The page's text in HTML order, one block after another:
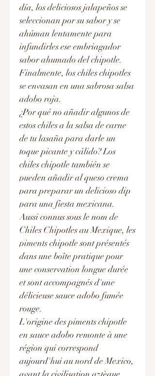
día, los deliciosos jalapeños se
seleccionan por su sabor y se
ahúman lentamente para
infundirles ese embriagador
sabor ahumado del chipotle.
Finalmente, los chiles chipotles
se envasan en una sabrosa salsa
adobo roja.
¿Por qué no añadir algunos de
estos chiles a la salsa de carne
de tu lasaña para darle un
toque picante y cálido? Los
chiles chipotle también se
pueden añadir al queso crema
para preparar un delicioso dip
para una fiesta mexicana.
Aussi connus sous le nom de
Chiles Chipotles au Mexique, les
piments chipotle sont présentés
dans une boîte pratique pour
une conservation longue durée
et sont accompagnés d'une
délicieuse sauce adobo fumée
rouge.
L'origine des piments chipotle
en sauce adobo remonte à une
région qui correspond
aujourd'hui au nord de Mexico,